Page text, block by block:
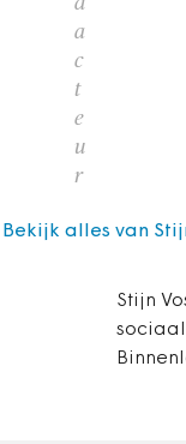
a
c
t
e
u
r
Stijn
Bekijk alles van